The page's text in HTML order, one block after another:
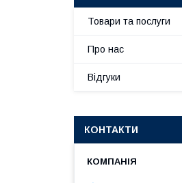
Товари та послуги
Про нас
Відгуки
КОНТАКТИ